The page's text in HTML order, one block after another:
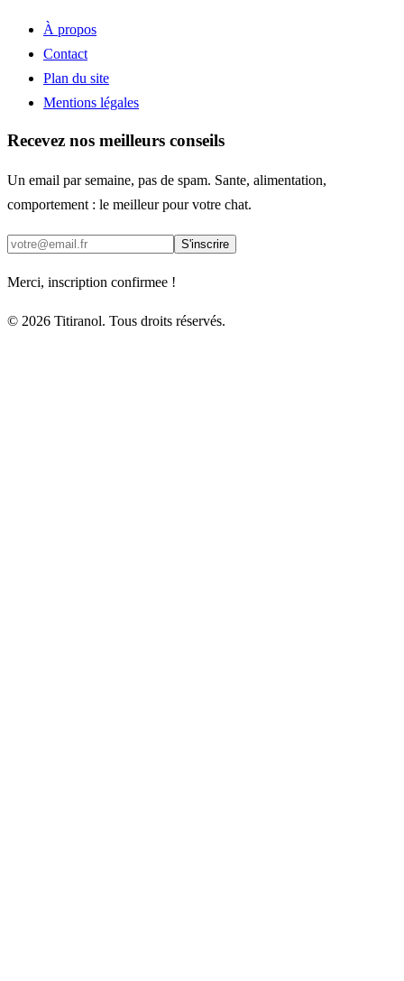
À propos
Contact
Plan du site
Mentions légales
Recevez nos meilleurs conseils
Un email par semaine, pas de spam. Sante, alimentation,
comportement : le meilleur pour votre chat.
S'inscrire
Merci, inscription confirmee !
© 2026 Titiranol. Tous droits réservés.